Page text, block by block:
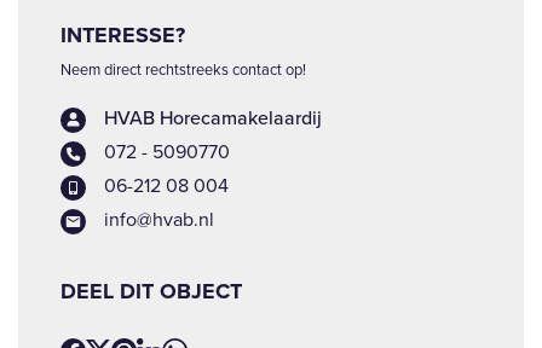
INTERESSE?
Neem direct rechtstreeks contact op!
HVAB Horecamakelaardij
072 - 5090770
06-212 08 004
info@hvab.nl
DEEL DIT OBJECT